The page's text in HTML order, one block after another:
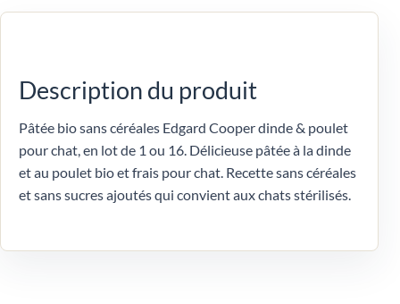
Description du produit
Pâtée bio sans céréales Edgard Cooper dinde & poulet
pour chat, en lot de 1 ou 16. Délicieuse pâtée à la dinde
et au poulet bio et frais pour chat. Recette sans céréales
et sans sucres ajoutés qui convient aux chats stérilisés.